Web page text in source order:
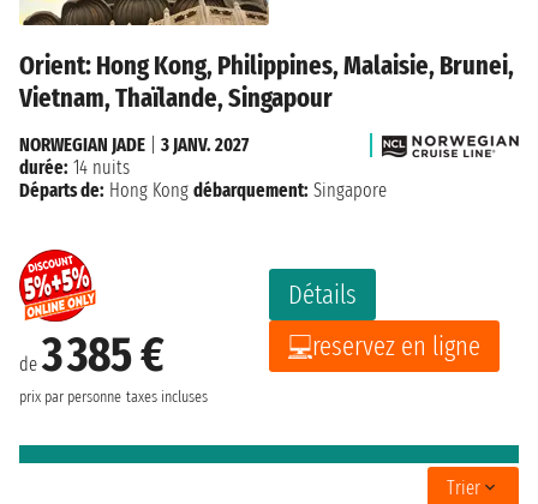
Orient: Hong Kong, Philippines, Malaisie, Brunei,
Vietnam, Thaïlande, Singapour
de3 385 €
prix par personne taxes incluses
Détails
reservez en ligne
NORWEGIAN JADE
3 JANV. 2027
durée: 14 nuits
Départs de: Hong Kong débarquement: Singapore
Trier